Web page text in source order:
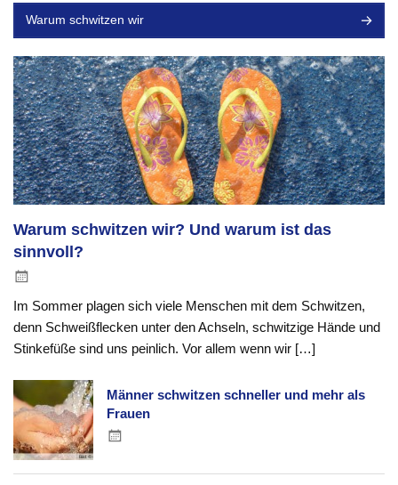
Warum schwitzen wir
Warum schwitzen wir? Und warum ist das
sinnvoll?
Im Sommer plagen sich viele Menschen mit dem Schwitzen,
denn Schweißflecken unter den Achseln, schwitzige Hände und
Stinkefüße sind uns peinlich. Vor allem wenn wir […]
Männer schwitzen schneller und mehr als
Frauen